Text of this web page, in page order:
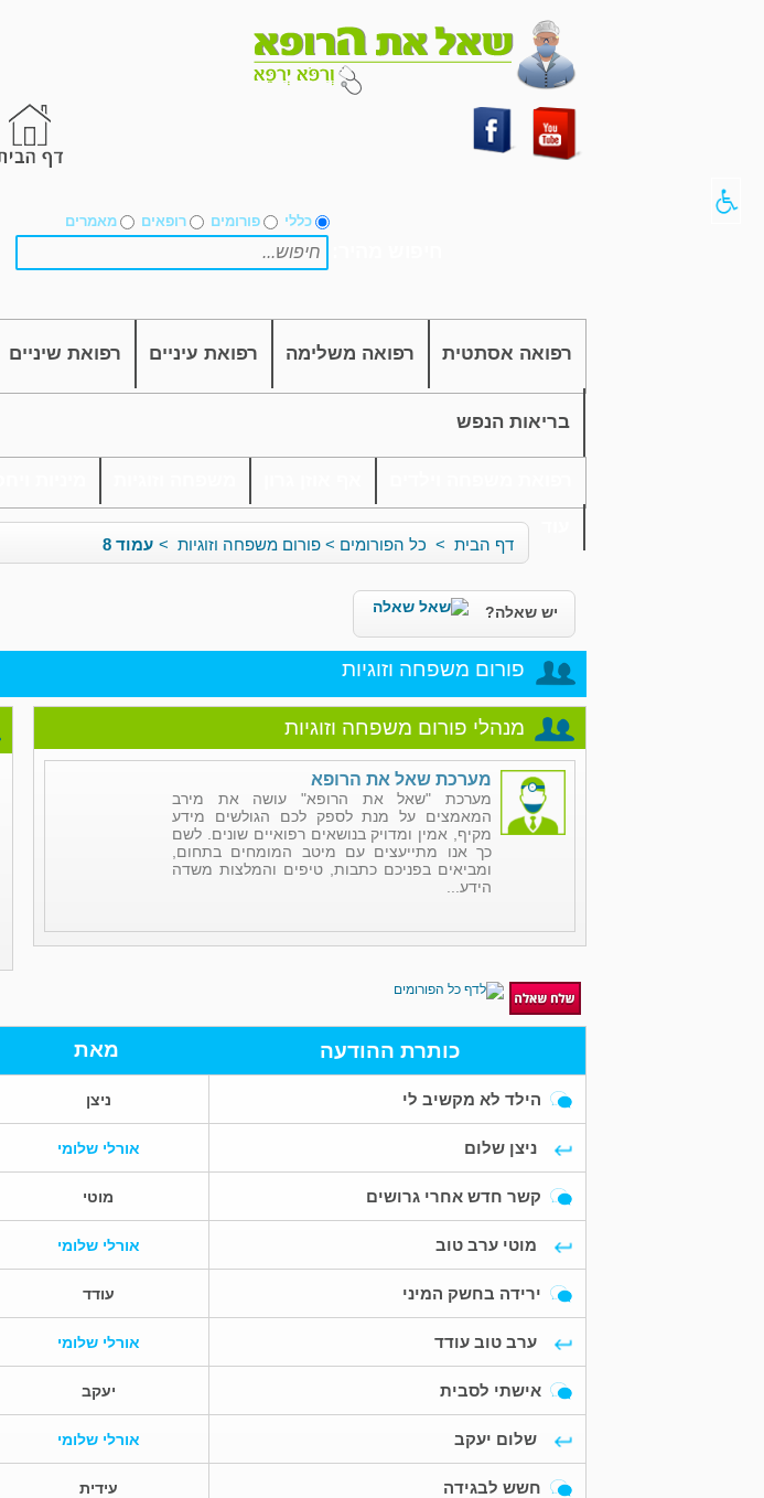
כללי פורומים רופאים מאמרים
רפואה אסתטית רפואה משלימה רפואת עיניים רפואת שיניים
בריאות הנפש
דף הבית > כל הפורומים > פורום משפחה וזוגיות > עמוד 8
יש שאלה?
פורום משפחה וזוגיות
מנהלי פורום משפחה וזוגיות
מערכת שאל את הרופא
מערכת "שאל את הרופא" עושה את מירב
המאמצים על מנת לספק לכם הגולשים מידע
מקיף, אמין ומדויק בנושאים רפואיים שונים. לשם
כך אנו מתייעצים עם מיטב המומחים בתחום,
ומביאים בפניכם כתבות, טיפים והמלצות משדה
הידע...
כותרת ההודעה מאת
הילד לא מקשיב לי ניצן
ניצן שלום אורלי שלומי
קשר חדש אחרי גרושים מוטי
מוטי ערב טוב אורלי שלומי
ירידה בחשק המיני עודד
ערב טוב עודד אורלי שלומי
אישתי לסבית יעקב
שלום יעקב אורלי שלומי
חשש לבגידה עידית